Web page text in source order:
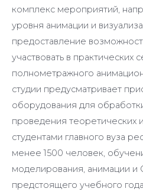
комплекс мероприятий,
уровня анимации и
предоставление
участвовать в практических
полнометражного
студии предусматривает
оборудования для
проведения теоретических
студентами главного вуза
менее 1500 человек,
моделирования, анимации и
предстоящего учебного